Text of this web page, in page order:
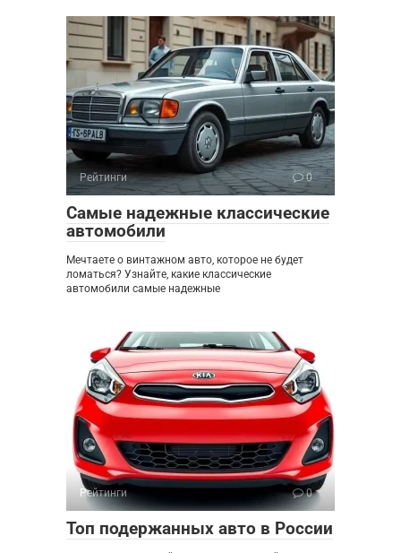
Рейтинги 0
Самые надежные классические
автомобили
Мечтаете о винтажном авто, которое не будет
ломаться? Узнайте, какие классические
автомобили самые надежные
Рейтинги 0
Топ подержанных авто в России